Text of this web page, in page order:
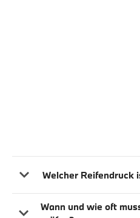
Welcher Reifendruck
Wann und wie oft